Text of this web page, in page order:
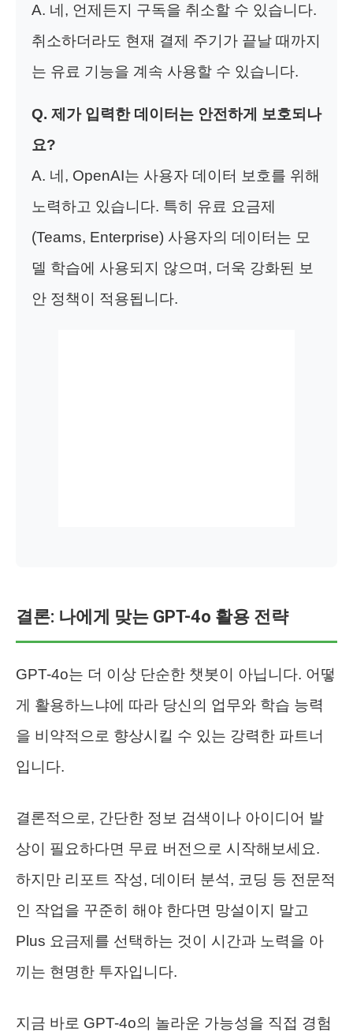
A. 네, 언제든지 구독을 취소할 수 있습니다.
취소하더라도 현재 결제 주기가 끝날 때까지
는 유료 기능을 계속 사용할 수 있습니다.
Q. 제가 입력한 데이터는 안전하게 보호되나
요?
A. 네, OpenAI는 사용자 데이터 보호를 위해
노력하고 있습니다. 특히 유료 요금제
(Teams, Enterprise) 사용자의 데이터는 모
델 학습에 사용되지 않으며, 더욱 강화된 보
안 정책이 적용됩니다.
결론: 나에게 맞는 GPT-4o 활용 전략
GPT-4o는 더 이상 단순한 챗봇이 아닙니다. 어떻
게 활용하느냐에 따라 당신의 업무와 학습 능력
을 비약적으로 향상시킬 수 있는 강력한 파트너
입니다.
결론적으로, 간단한 정보 검색이나 아이디어 발
상이 필요하다면 무료 버전으로 시작해보세요.
하지만 리포트 작성, 데이터 분석, 코딩 등 전문적
인 작업을 꾸준히 해야 한다면 망설이지 말고
Plus 요금제를 선택하는 것이 시간과 노력을 아
끼는 현명한 투자입니다.
지금 바로 GPT-4o의 놀라운 가능성을 직접 경험